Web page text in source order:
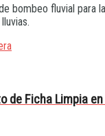
bombeo fluvial para
de Ficha Limpia